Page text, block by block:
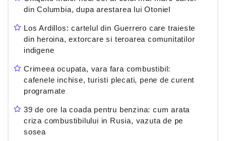
din Columbia, dupa arestarea lui Otoniel
Los Ardillos: cartelul din Guerrero care traieste
din heroina, extorcare si teroarea comunitatilor
indigene
Crimeea ocupata, vara fara combustibil:
cafenele inchise, turisti plecati, pene de curent
programate
39 de ore la coada pentru benzina: cum arata
criza combustibilului in Rusia, vazuta de pe
sosea